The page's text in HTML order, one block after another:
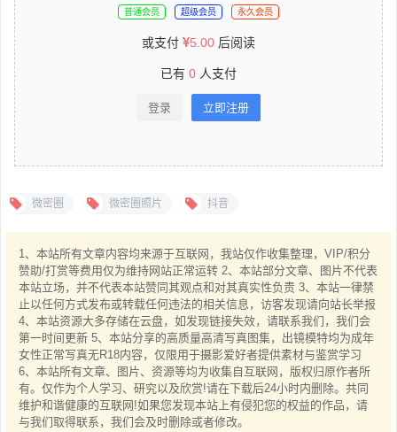
普通会员 超级会员 永久会员
或支付 5.00 后阅读
已有 0 人支付
登录 立即注册
微密圈 微密圈照片 抖音
1、本站所有文章内容均来源于互联网，我站仅作收集整理，VIP/积分
赞助/打赏等费用仅为维持网站正常运转 2、本站部分文章、图片不代表
本站立场，并不代表本站赞同其观点和对其真实性负责 3、本站一律禁
止以任何方式发布或转载任何违法的相关信息，访客发现请向站长举报
4、本站资源大多存储在云盘，如发现链接失效，请联系我们，我们会
第一时间更新 5、本站分享的高质量高清写真图集，出镜模特均为成年
女性正常写真无R18内容，仅限用于摄影爱好者提供素材与鉴赏学习
6、本站所有文章、图片、资源等均为收集自互联网，版权归原作者所
有。仅作为个人学习、研究以及欣赏!请在下载后24小时内删除。共同
维护和谐健康的互联网!如果您发现本站上有侵犯您的权益的作品，请
与我们取得联系，我们会及时删除或者修改。